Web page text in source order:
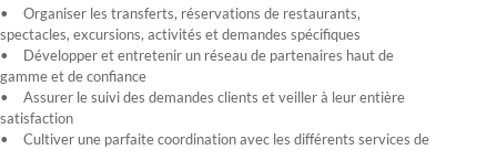
Organiser les transferts, réservations de restaurants,
spectacles, excursions, activités et demandes spécifiques
Développer et entretenir un réseau de partenaires haut de
gamme et de confiance
Assurer le suivi des demandes clients et veiller à leur entière
satisfaction
Cultiver une parfaite coordination avec les différents services de